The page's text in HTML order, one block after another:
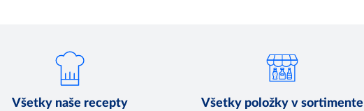
Všetky naše recepty Všetky položky v sortimente